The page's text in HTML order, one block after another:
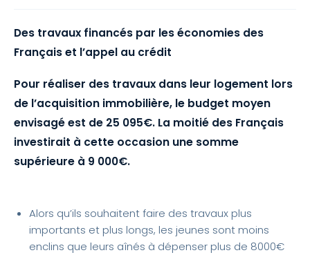
Des travaux financés par les économies des
Français et l’appel au crédit
Pour réaliser des travaux dans leur logement lors
de l’acquisition immobilière, le budget moyen
envisagé est de 25 095€. La moitié des Français
investirait à cette occasion une somme
supérieure à 9 000€.
Alors qu’ils souhaitent faire des travaux plus
importants et plus longs, les jeunes sont moins
enclins que leurs aînés à dépenser plus de 8000€